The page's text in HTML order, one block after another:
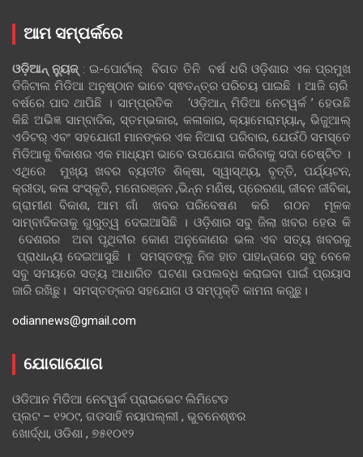
ଆମ ସମ୍ପର୍କରେ
ଓଡ଼ିଆନ୍‍ ନ୍ୟୁଜ୍‍: ଇ-ପୋର୍ଟାଲ୍ ବିଗତ ତିନି ବର୍ଷ ଧରି ଓଡ଼ିଶାର ଏକ ପ୍ରମୁଖ
ଡିଜିଟାଲ ମିଡିଆ ଅନୁଷ୍ଠାନ ଭାବେ ସ୍ଵତନ୍ତ୍ର ପରିଚୟ ପାଇଛି । ଆଜି ଚାରି
ବର୍ଷରେ ପାଦ ଥାପିଛି । ସାମ୍ପ୍ରତିକ ‘ଓଡ଼ିଆନ୍‍ ମିଡିଆ ନେଟୱର୍କ ’ ହେଉଛି
କିଛି ଅଭିଜ୍ଞ ସାମ୍ବାଦିକ, ସ୍ତମ୍ଭକାର, କଳାକାର, କ୍ୟାମେରାମ୍ୟାନ୍, ଭିଜୁଆଲ୍
ଏଡିଟର୍ ଏବଂ ସହଯୋଗୀ ମାନଙ୍କର ଏକ ନିଆରା ପରିବାର, ଯେଉଁଠି ସମସ୍ତେ
ମିଡିଆକୁ ବିକାଶର ଏକ ମାଧ୍ୟମ ଭାବେ ଉପଯୋଗ କରିବାକୁ ସଦା ଚେଷ୍ଟିତ ।
ଏଥିରେ ମୁଖ୍ୟ ଖବର ବ୍ୟତୀତ ଶିକ୍ଷା, ସ୍ୱାସ୍ଥ୍ୟ, ବୃତ୍ତି, ପର୍ଯ୍ୟଟନ,
କ୍ରୀଡା, କଳା ସଂସ୍କୃତି, ମନୋରଞ୍ଜନ ,ଭିନ୍ନ ମଣିଷ, ପ୍ରେରଣା, ଜୀବନ ଜୀବିକା,
ଗ୍ରାମୀଣ ବିକାଶ, ଆମ ଗାଁ ଖବର ପରିବେଷଣ କରି ଗଠନ ମୂଳକ
ସାମ୍ବାଦିକତାକୁ ଗୁରୁତ୍ୱ ଦେଇଆସିଛି । ଓଡ଼ିଶାର ସବୁ ଜିଲା ଖବର ହେଉ କି
ଦେଶରର ଅବା ପୃଥିବୀର କୋଣ ଅନୁକୋଣର ଭଲ ଏବ ସତ୍ୟ ଖବରକୁ
ପ୍ରାଧାନ୍ୟ ଦେଇଆସୁଛି । ସମସ୍ତଙ୍କୁ ନିଜ ହାତ ପାହାନ୍ତାରେ ସବୁ ବେଳେ
ସବୁ ସମୟରେ ସତ୍ୟ ଆଧାରିତ ଘଟଣା ଉପଲବ୍ଧ କରାଇବା ପାଇଁ ପ୍ରୟାସ
ଜାରି ରଖିଛୁ। ସମସ୍ତଙ୍କର ସହଯୋଗ ଓ ସମ୍ପୃକ୍ତି କାମନା କରୁଛୁ।
odiannews@gmail.com
ଯୋଗାଯୋଗ
ଓଡିଆନ ମିଡିଆ ନେଟୱର୍କ ପ୍ରାଇଭେଟ ଲିମିଟେଡ
ପ୍ଲଟ – ୧୨୦୯, ଗଡସାହି ନୟାପଲ୍ଲୀ , ଭୁବନେଶ୍ଵର
ଖୋର୍ଦ୍ଧା, ଓଡିଶା , ୭୫୧୦୧୨